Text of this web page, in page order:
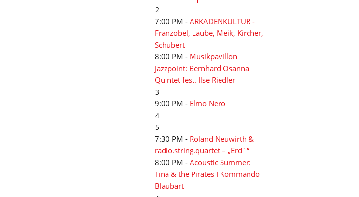
2
7:00 PM - ARKADENKULTUR -
Franzobel, Laube, Meik, Kircher,
Schubert
8:00 PM - Musikpavillon
Jazzpoint: Bernhard Osanna
Quintet fest. Ilse Riedler
3
9:00 PM - Elmo Nero
4
5
7:30 PM - Roland Neuwirth &
radio.string.quartet – „Erd´“
8:00 PM - Acoustic Summer:
Tina & the Pirates I Kommando
Blaubart